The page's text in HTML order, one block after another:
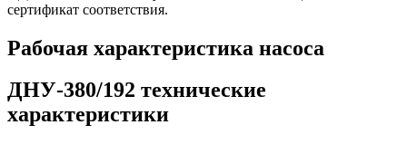
сертификат соответствия.
Рабочая характеристика насоса
ДНУ-380/192 технические
характеристики